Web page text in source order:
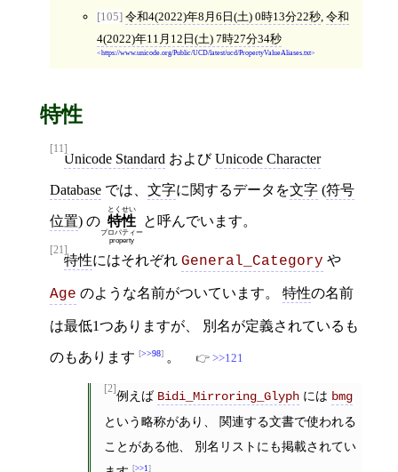
[105] 令和4(2022)年8月6日(土) 0時13分22秒, 令和
4(2022)年11月12日(土) 7時27分34秒
https://www.unicode.org/Public/UCD/latest/ucd/PropertyValueAliases.txt
特性
[11]
Unicode Standard およびUnicode Character
Database では、 文字に関するデータを文字 (符号
位置) の 特
とく
性
せい
プロパティー
property
と呼んでいます。
[21]
特性にはそれぞれ General_Category や
Age のような名前がついています。 特性の名前
は最低1つありますが、 別名が定義されているも
のもあります >>98 。 >>121
[2]例えば Bidi_Mirroring_Glyphには bmg
という略称があり、 関連する文書で使われる
ことがある他、 別名リストにも掲載されてい
>>1